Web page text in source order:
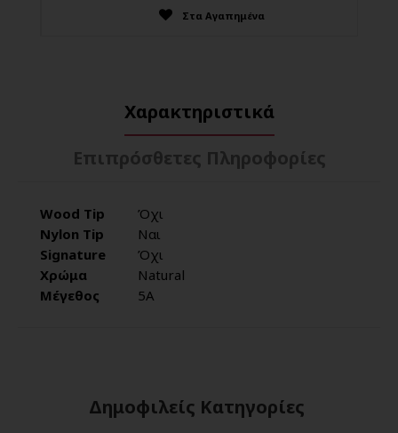
Στα Αγαπημένα
Χαρακτηριστικά
Επιπρόσθετες Πληροφορίες
Wood Tip
Όχι
Nylon Tip
Ναι
Signature
Όχι
Χρώμα
Natural
Μέγεθος
5Α
Δημοφιλείς Κατηγορίες